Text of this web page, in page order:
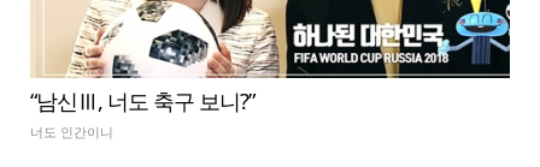
“남신Ⅲ, 너도 축구 보니?”
너도 인간이니